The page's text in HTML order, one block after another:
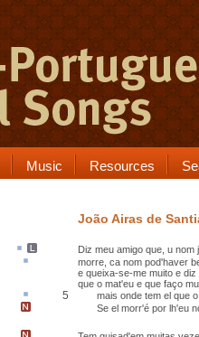
Music Resources
João Airas de
Diz meu amigo que, u nom
morre, ca nom pod'haver
e queixa-se-me muito e diz
que o mat'eu e que faço
5 mais onde tem el que
Se el morr'é por lh'eu